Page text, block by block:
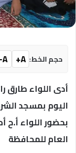
حجم الخط: A+
A-
أدى اللواء
اليوم بمسجد
بحضور اللواء
العام للمحافظة